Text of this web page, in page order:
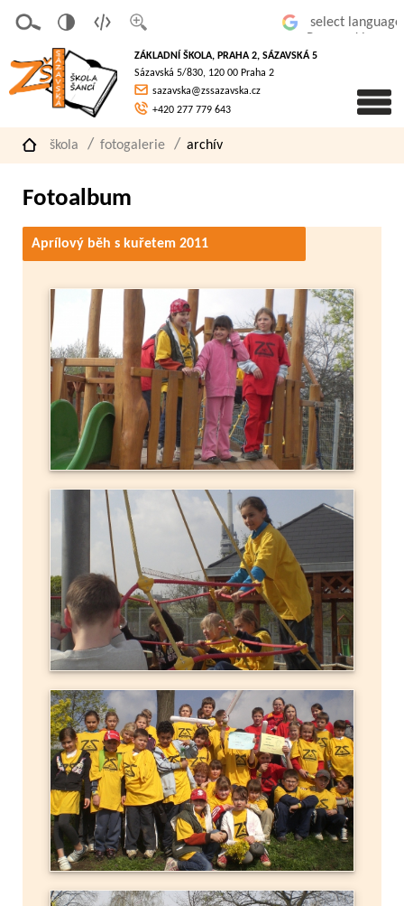
písmo
á
verze
pro
slaboz
raké
ZÁKLADNÍ ŠKOLA, PRAHA 2, SÁZAVSKÁ 5
Sázavská 5/830, 120 00 Praha 2
sazavska@zssazavska.cz
+420 277 779 643
škola fotogalerie archív
Fotoalbum
Aprílový běh s kuřetem 2011